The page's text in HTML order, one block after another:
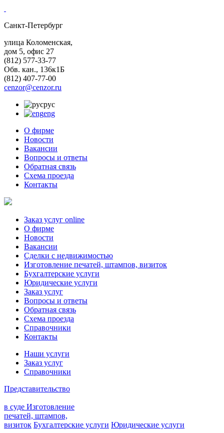
Санкт-Петербург
улица Коломенская,
дом 5, офис 27
(812) 577-33-77
Обв. кан., 136к1Б
(812) 407-77-00
cenzor@cenzor.ru
рус
eng
О фирме
Новости
Вакансии
Вопросы и ответы
Обратная связь
Схема проезда
Контакты
Заказ услуг online
О фирме
Новости
Вакансии
Сделки с недвижимостью
Изготовление печатей, штампов, визиток
Бухгалтерские услуги
Юридические услуги
Заказ услуг
Вопросы и ответы
Обратная связь
Схема проезда
Справочники
Контакты
Наши услуги
Заказ услуг
Справочники
Представительство
в суде Изготовление
печатей, штампов,
визиток Бухгалтерские услуги Юридические услуги